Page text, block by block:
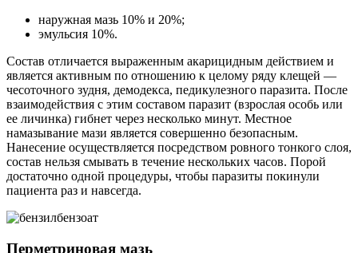
наружная мазь 10% и 20%;
эмульсия 10%.
Состав отличается выраженным акарицидным действием и
является активным по отношению к целому ряду клещей —
чесоточного зудня, демодекса, педикулезного паразита. После
взаимодействия с этим составом паразит (взрослая особь или
ее личинка) гибнет через несколько минут. Местное
намазывание мази является совершенно безопасным.
Нанесение осуществляется посредством ровного тонкого слоя,
состав нельзя смывать в течение нескольких часов. Порой
достаточно одной процедуры, чтобы паразиты покинули
пациента раз и навсегда.
Перметриновая мазь